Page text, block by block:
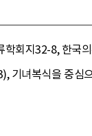
회지32-8, 한국
기녀복식을 중심